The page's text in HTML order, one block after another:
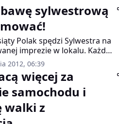
sylwestrową
Polak spędzi Sylwestra na
imprezie w lokalu. Każdy,
ma prawo do
jeden: musi udowodnić,
się z tego, co
2012, 06:39
więcej za
samochodu i
walki z